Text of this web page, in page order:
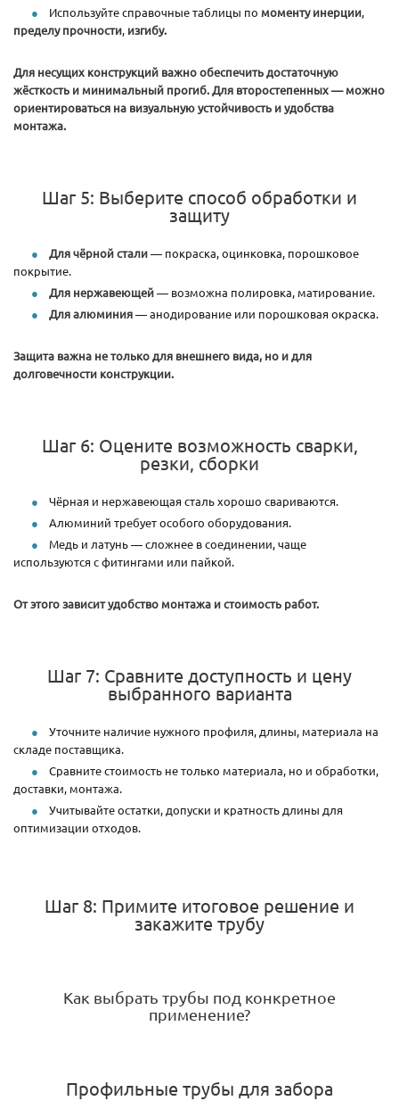
Используйте справочные таблицы по моменту инерции,
пределу прочности, изгибу.
Для несущих конструкций важно обеспечить достаточную
жёсткость и минимальный прогиб. Для второстепенных — можно
ориентироваться на визуальную устойчивость и удобства
монтажа.
Шаг 5: Выберите способ обработки и
защиту
Для чёрной стали— покраска, оцинковка, порошковое
покрытие.
Для нержавеющей— возможна полировка, матирование.
Для алюминия— анодирование или порошковая окраска.
Защита важна не только для внешнего вида, но и для
долговечности конструкции.
Шаг 6: Оцените возможность сварки,
резки, сборки
Чёрная и нержавеющая сталь хорошо свариваются.
Алюминий требует особого оборудования.
Медь и латунь — сложнее в соединении, чаще
используются с фитингами или пайкой.
От этого зависит удобство монтажа и стоимость работ.
Шаг 7: Сравните доступность и цену
выбранного варианта
Уточните наличие нужного профиля, длины, материала на
складе поставщика.
Сравните стоимость не только материала, но и обработки,
доставки, монтажа.
Учитывайте остатки, допуски и кратность длины для
оптимизации отходов.
Шаг 8: Примите итоговое решение и
закажите трубу
Как выбрать трубы под конкретное
применение?
Профильные трубы для забора